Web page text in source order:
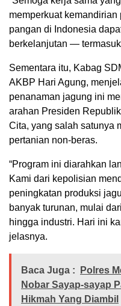
memperkuat
pangan di Indonesia
berkelanjutan —
Sementara itu, Kabag
AKBP Hari Agung,
penanaman jagung ini
arahan Presiden
Cita, yang salah satunya
pertanian non-beras.
“Program ini diarahkan
Kami dari kepolisian
peningkatan produksi
banyak turunan, mulai
hingga industri. Hari ini
jelasnya.
Baca Juga :
Polres
Nobar Sayap-sayap
Hikmah Yang Diambil